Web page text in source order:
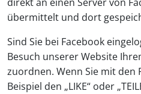
übermittelt und dort
Sind Sie bei Facebook
Besuch unserer Website
zuordnen. Wenn Sie mit den
Beispiel den „LIKE“ oder